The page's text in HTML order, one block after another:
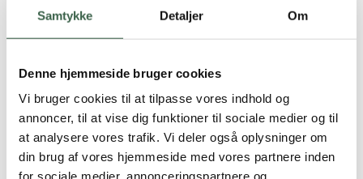
Samtykke Detaljer Om
Denne hjemmeside bruger cookies
Vi bruger cookies til at tilpasse vores indhold og
annoncer, til at vise dig funktioner til sociale medier og til
at analysere vores trafik. Vi deler også oplysninger om
din brug af vores hjemmeside med vores partnere inden
for sociale medier, annonceringspartnere og
Børn og unge
Småbørn
Større børn
Vegetarkost
fast føde.Dysfagi diæt (Kost med modificeret
aktuelle behov.
Læs mere under Energi og proteinbehov.
Energiprocentfordeling for planlægning af Sygehuskost ser
således ud: